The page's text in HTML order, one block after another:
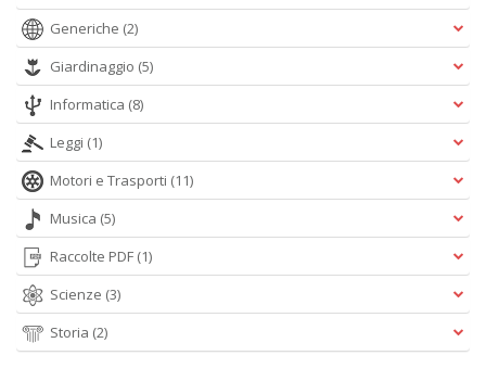
Generiche (2)
Giardinaggio (5)
Informatica (8)
Leggi (1)
Motori e Trasporti (11)
Musica (5)
Raccolte PDF (1)
Scienze (3)
Storia (2)